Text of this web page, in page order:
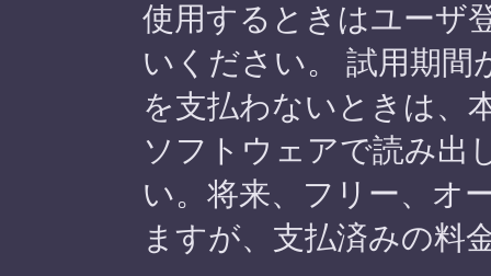
使用するときはユーザ
いください。 試用期間
を支払わないときは、
ソフトウェアで読み出
い。将来、フリー、オ
ますが、支払済みの料